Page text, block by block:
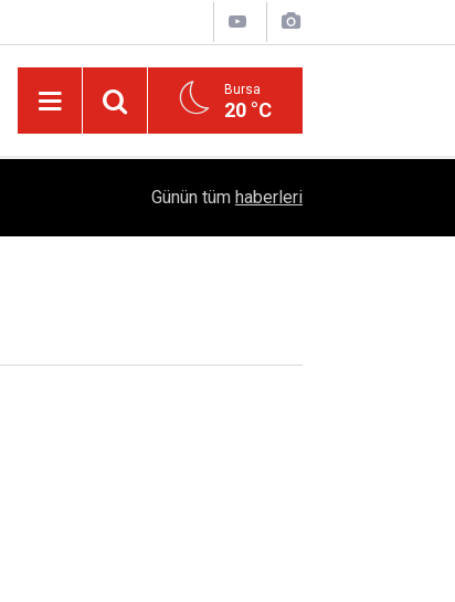
Bursa
20 °C
Adalet Çağrısı
Günün tüm haberleri